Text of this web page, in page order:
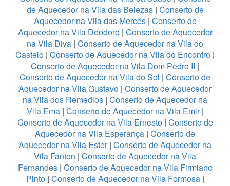
de Aquecedor na Vila das Belezas| Conserto de
Aquecedor na Vila das Mercês| Conserto de
Aquecedor na Vila Deodoro| Conserto de Aquecedor
na Vila Diva | Conserto de Aquecedor na Vila do
Castelo | Conserto de Aquecedor na Vila do Encontro |
Conserto de Aquecedor na Vila Dom Pedro II |
Conserto de Aquecedor na Vila do Sol | Conserto de
Aquecedor na Vila Gustavo | Conserto de Aquecedor
na Vila dos Remedios | Conserto de Aquecedor na
Vila Ema| Conserto de Aquecedor na Vila Emir|
Conserto de Aquecedor na Vila Ernesto| Conserto de
Aquecedor na Vila Esperança | Conserto de
Aquecedor na Vila Ester| Conserto de Aquecedor na
Vila Fanton | Conserto de Aquecedor na Vila
Fernandes| Conserto de Aquecedor na Vila Firmiano
Pinto| Conserto de Aquecedor na Vila Formosa|